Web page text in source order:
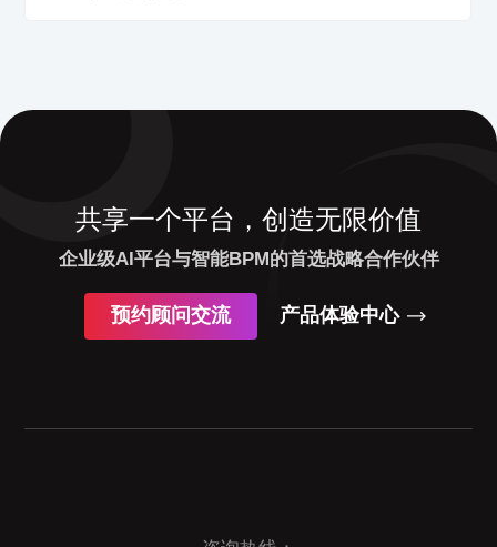
共享一个平台，创造无限价值
企业级AI平台与智能BPM的首选战略合作伙伴
预约顾问交流 产品体验中心